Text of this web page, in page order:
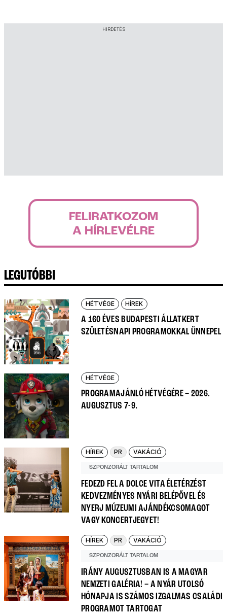
HIRDETÉS
FELIRATKOZOM
A HÍRLEVÉLRE
LEGUTÓBBI
HÉTVÉGE HÍREK
A 160 ÉVES BUDAPESTI ÁLLATKERT
SZÜLETÉSNAPI PROGRAMOKKAL ÜNNEPEL
HÉTVÉGE
PROGRAMAJÁNLÓ HÉTVÉGÉRE – 2026.
AUGUSZTUS 7-9.
HÍREK PR VAKÁCIÓ
SZPONZORÁLT TARTALOM
FEDEZD FEL A DOLCE VITA ÉLETÉRZÉST
KEDVEZMÉNYES NYÁRI BELÉPŐVEL ÉS
NYERJ MÚZEUMI AJÁNDÉKCSOMAGOT
VAGY KONCERTJEGYET!
HÍREK PR VAKÁCIÓ
SZPONZORÁLT TARTALOM
IRÁNY AUGUSZTUSBAN IS A MAGYAR
NEMZETI GALÉRIA! – A NYÁR UTOLSÓ
HÓNAPJA IS SZÁMOS IZGALMAS CSALÁDI
PROGRAMOT TARTOGAT